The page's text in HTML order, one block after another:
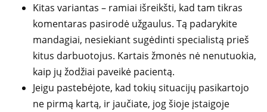
Kitas variantas – ramiai išreikšti, kad tam tikras
komentaras pasirodė užgaulus. Tą padarykite
mandagiai, nesiekiant sugėdinti specialistą prieš
kitus darbuotojus. Kartais žmonės nė nenutuokia,
kaip jų žodžiai paveikė pacientą.
Jeigu pastebėjote, kad tokių situacijų pasikartojo
ne pirmą kartą, ir jaučiate, jog šioje įstaigoje